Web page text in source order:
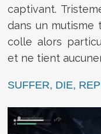
captivant.
dans un mutisme
colle alors
et ne tient
SUFFER, DIE,